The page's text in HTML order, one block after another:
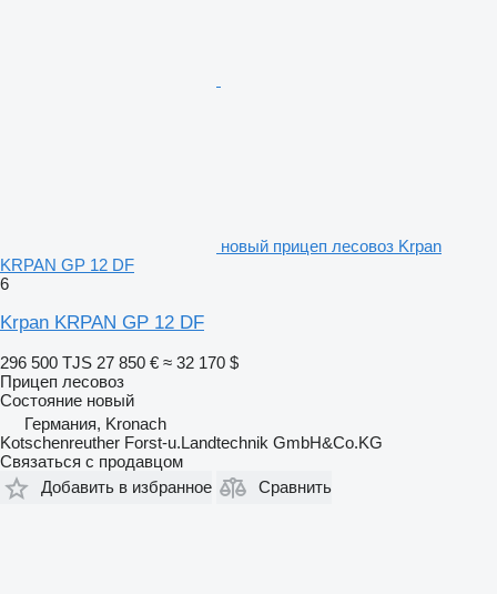
новый прицеп лесовоз Krpan
KRPAN GP 12 DF
6
Krpan KRPAN GP 12 DF
296 500 TJS 27 850 € ≈ 32 170 $
Прицеп лесовоз
Состояние новый
Германия, Kronach
Kotschenreuther Forst-u.Landtechnik GmbH&Co.KG
Связаться с продавцом
Добавить в избранное
Сравнить